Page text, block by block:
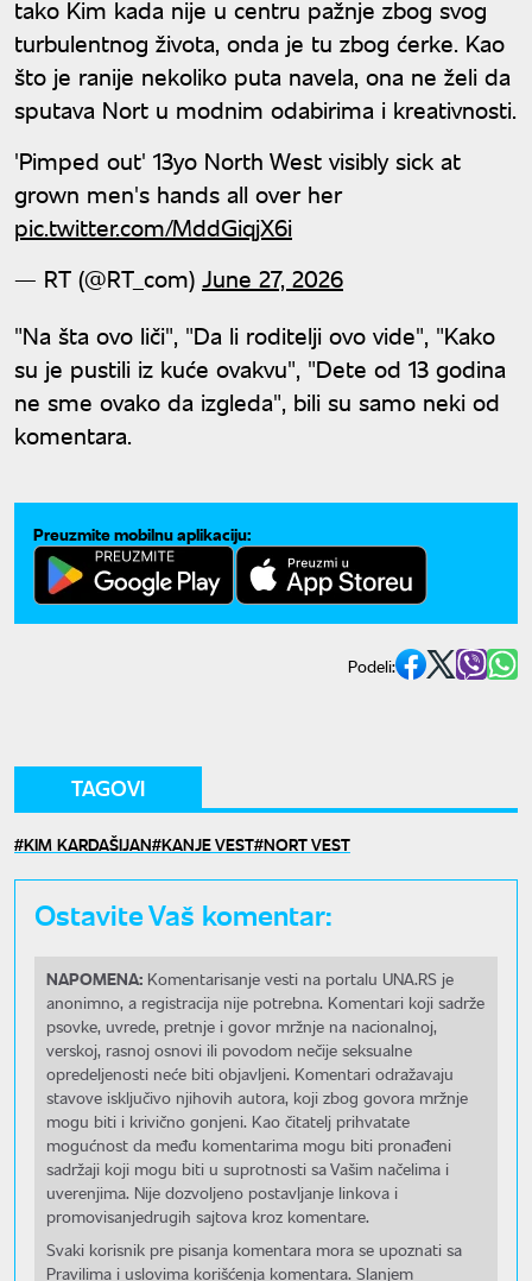
tako Kim kada nije u centru pažnje zbog svog
turbulentnog života, onda je tu zbog ćerke. Kao
što je ranije nekoliko puta navela, ona ne želi da
sputava Nort u modnim odabirima i kreativnosti.
'Pimped out' 13yo North West visibly sick at
grown men's hands all over her
pic.twitter.com/MddGiqjX6i
— RT (@RT_com) June 27, 2026
"Na šta ovo liči", "Da li roditelji ovo vide", "Kako
su je pustili iz kuće ovakvu", "Dete od 13 godina
ne sme ovako da izgleda", bili su samo neki od
komentara.
Preuzmite mobilnu aplikaciju:
Podeli:
TAGOVI
KIM KARDAŠIJAN KANJE VEST NORT VEST
Ostavite Vaš komentar:
NAPOMENA: Komentarisanje vesti na portalu UNA.RS je
anonimno, a registracija nije potrebna. Komentari koji sadrže
psovke, uvrede, pretnje i govor mržnje na nacionalnoj,
verskoj, rasnoj osnovi ili povodom nečije seksualne
opredeljenosti neće biti objavljeni. Komentari odražavaju
stavove isključivo njihovih autora, koji zbog govora mržnje
mogu biti i krivično gonjeni. Kao čitatelj prihvatate
mogućnost da među komentarima mogu biti pronađeni
sadržaji koji mogu biti u suprotnosti sa Vašim načelima i
uverenjima. Nije dozvoljeno postavljanje linkova i
promovisanjedrugih sajtova kroz komentare.
Svaki korisnik pre pisanja komentara mora se upoznati sa
Pravilima i uslovima korišćenja komentara. Slanjem